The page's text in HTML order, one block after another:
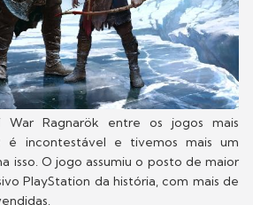
Ragnarök entre os jogos mais
é incontestável e tivemos mais um
isso. O jogo assumiu o posto de maior
PlayStation da história, com mais de